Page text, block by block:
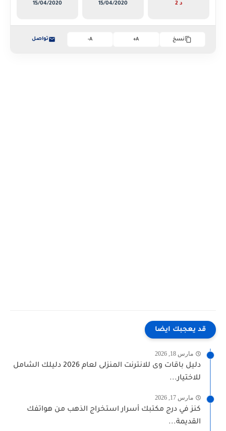
2 د 15/04/2020
15/04/2020
نسخ A+
A- تواصل
قد يعجبك ايضا
مارس 18, 2026
دليل باقات وى للانترنت المنزلى لعام 2026 دليلك الشامل
للاختيار...
مارس 17, 2026
كنز في درج مكتبك أسرار استخراج الذهب من هواتفك
القديمة...